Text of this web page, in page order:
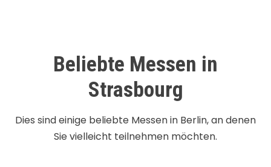
Beliebte Messen in
Strasbourg
Dies sind einige beliebte Messen in Berlin, an denen
Sie vielleicht teilnehmen möchten.